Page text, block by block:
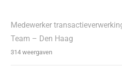
Medewerker
Team – Den Haag
314 weergaven